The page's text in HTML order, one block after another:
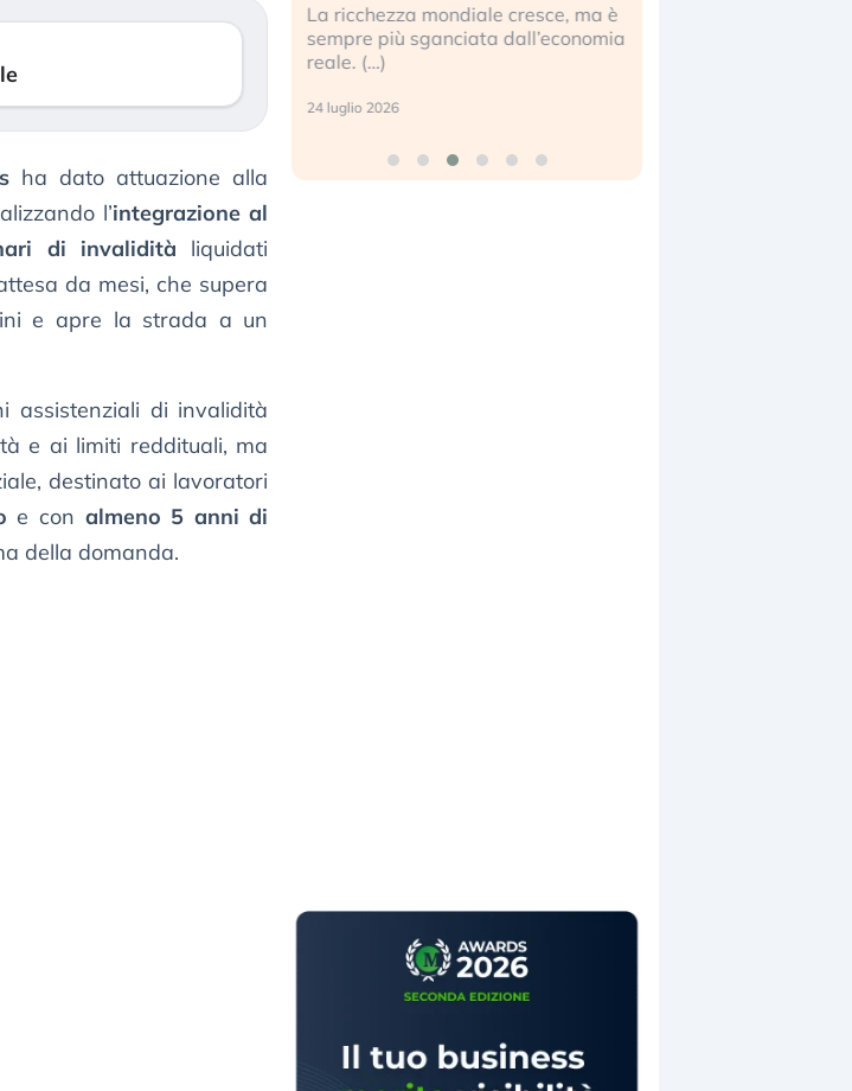
ha dato attuazione alla
l’integrazione al
di invalidità liquidati
da mesi, che supera
e apre la strada a un
assistenziali di invalidità
e ai limiti reddituali, ma
destinato ai lavoratori
e con almeno 5 anni di
della domanda.
mentre gli investitori retail (…)
La ricchezza mondiale cresce, ma è
sempre più sganciata dall’economia
reale. (…)
24 luglio 2026